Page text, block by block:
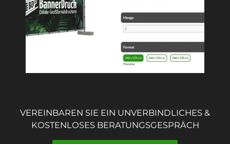
VEREINBAREN SIE EIN UNVERBINDLICHES &
KOSTENLOSES BERATUNGSGESPRÄCH